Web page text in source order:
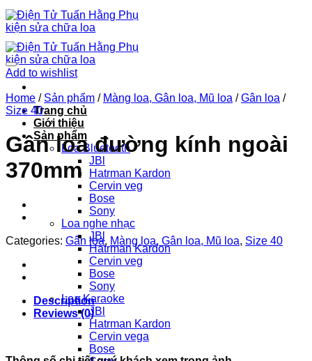
Chuyển
đến
nội
dung
Trang chủ
Giới thiệu
Sản phẩm
Loa Bluetooth
JBl
Hatrman Kardon
Cervin veg
Bose
Sony
Loa nghe nhạc
JBl
Hatrman Kardon
Cervin veg
Bose
Sony
Loa Karaoke
JBl
Hatrman Kardon
Cervin vega
Bose
Add to wishlist
Home / Sản phẩm / Màng loa, Gân loa, Mũ loa / Gân loa /
Size 40
Gân loa đường kính ngoài
370mm
Categories: Gân loa, Màng loa, Gân loa, Mũ loa, Size 40
Description
Reviews (0)